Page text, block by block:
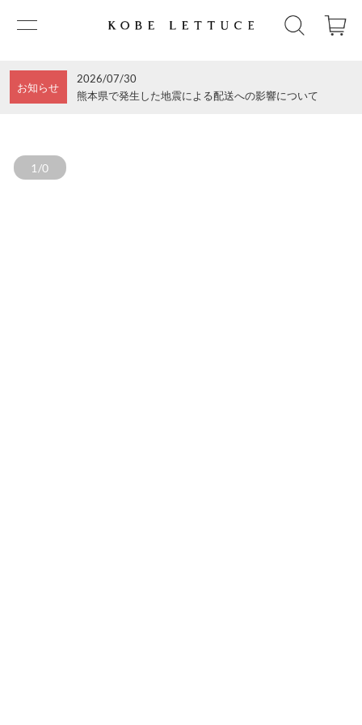
お知らせ
2026/07/30
熊本県で発生した地震による配送への影響について
1/0